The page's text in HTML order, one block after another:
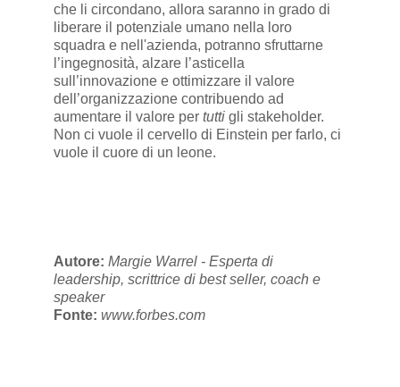
che li circondano, allora saranno in grado di
liberare il potenziale umano nella loro
squadra e nell'azienda, potranno sfruttarne
l’ingegnosità, alzare l’asticella
sull’innovazione e ottimizzare il valore
dell’organizzazione contribuendo ad
aumentare il valore pertuttigli stakeholder.
Non ci vuole il cervello di Einstein per farlo, ci
vuole il cuore di un leone.
Autore: Margie Warrel - Esperta di
leadership, scrittrice di best seller, coach e
speaker
Fonte: www.forbes.com